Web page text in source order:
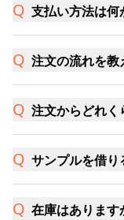
支払い方法は何
注文の流れを教
注文からどれく
サンプルを借り
在庫はあります